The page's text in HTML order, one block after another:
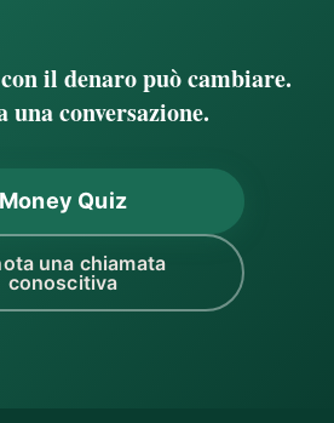
il denaro può cambiare.
una conversazione.
Money Quiz
una chiamata
conoscitiva